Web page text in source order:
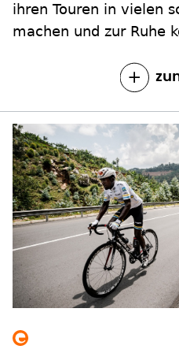
ihren Touren in vielen
machen und zur Ruhe